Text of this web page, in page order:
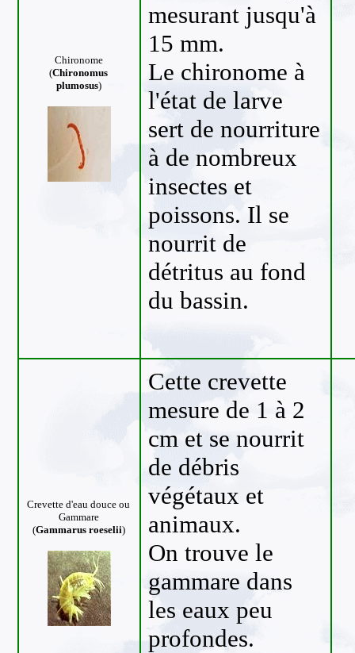
Chironome
(Chironomus
plumosus)
mesurant jusqu'à
15 mm.
Le chironome à
l'état de larve
sert de nourriture
à de nombreux
insectes et
poissons. Il se
nourrit de
détritus au fond
du bassin.
Crevette d'eau douce ou
Gammare
(Gammarus roeselii)
Cette crevette
mesure de 1 à 2
cm et se nourrit
de débris
végétaux et
animaux.
On trouve le
gammare dans
les eaux peu
profondes.